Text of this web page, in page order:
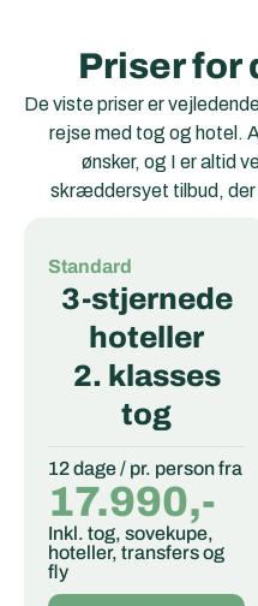
Priser for
De viste priser er
rejse med tog og hotel.
ønsker, og I er altid
skræddersyet tilbud, der
Standard
3-stjernede
hoteller
2. klasses
tog
12 dage / pr. person fra
17.990,-
Inkl. tog, sovekupe,
hoteller, transfers og
fly